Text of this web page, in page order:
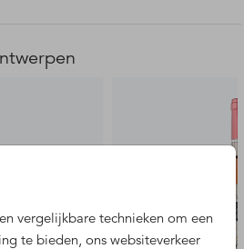
vergelijkbare technieken om een
te bieden, ons websiteverkeer
op een stickervel gedrukt.
exact gelijk aan dezelfde kleur
Neem gerust contact met